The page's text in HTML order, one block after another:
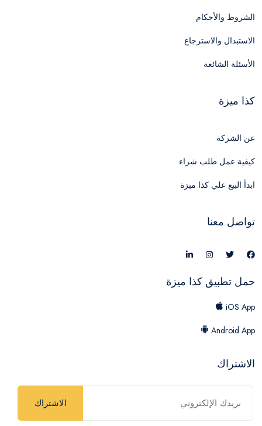
الشروط والأحكام
الاستبدال والاسترجاع
الأسئلة الشائعة
كذا ميزة
عن الشركة
كيفية عمل طلب شراء
ابدأ البيع علي كذا ميزة
تواصل معنا
حمل تطبيق كذا ميزة
iOS App
Android App
الاشتراك
الاشتراك